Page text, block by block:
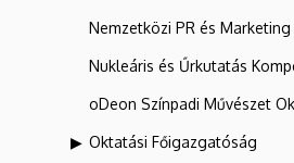
Nemzetközi PR és
Nukleáris és Űrkutatás
oDeon Színpadi Művészet
Oktatási Főigazgatóság